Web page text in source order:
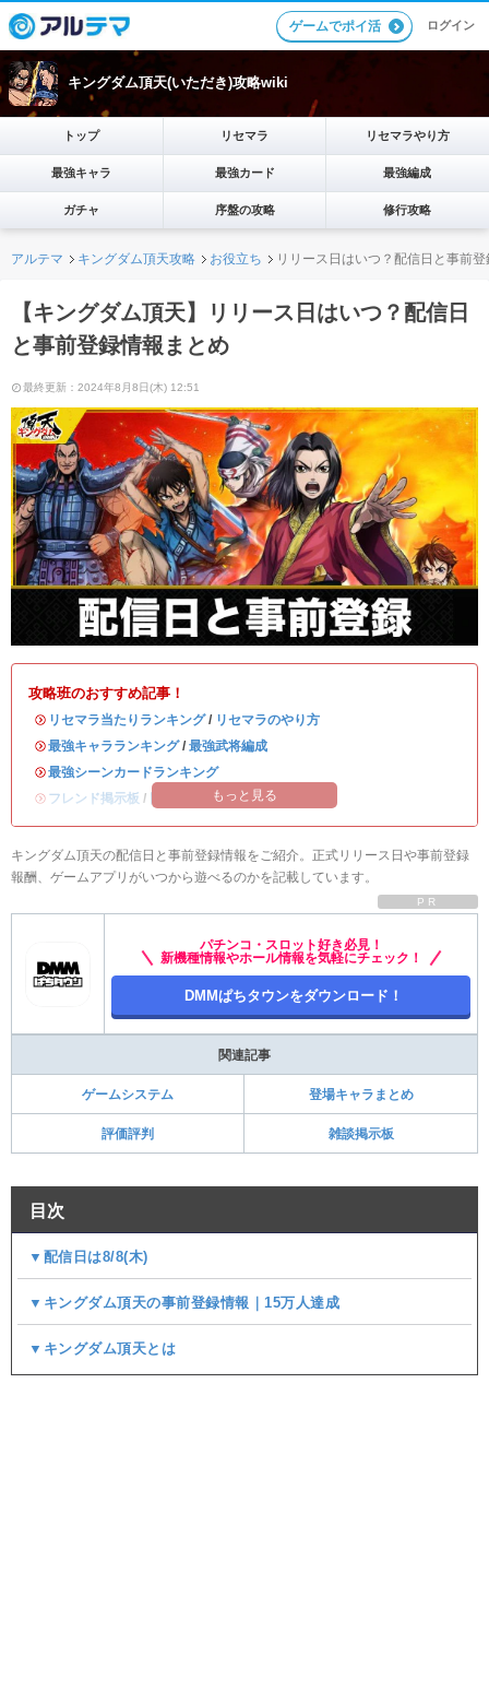
ゲームでポイ活 ログイン
キングダム頂天(いただき)攻略wiki
トップ リセマラ リセマラやり方
最強キャラ 最強カード 最強編成
ガチャ 序盤の攻略 修行攻略
アルテマ キングダム頂天攻略 お役立ち リリース日はいつ？配信日と事前
【キングダム頂天】リリース日はいつ？配信日
と事前登録情報まとめ
最終更新：2024年8月8日(木) 12:51
攻略班のおすすめ記事！
・ リセマラ当たりランキング/ リセマラのやり方
・最強キャラランキング/ 最強武将編成
・最強シーンカードランキング
・ フレンド掲示板 / 同盟募集掲示板もっと見る
キングダム頂天の配信日と事前登録情報をご紹介。正式リリース日や事前登録
報酬、ゲームアプリがいつから遊べるのかを記載しています。
PR
パチンコ・スロット好き必見！
新機種情報やホール情報を気軽にチェック！
DMMぱちタウンをダウンロード！
関連記事
ゲームシステム 登場キャラまとめ
評価評判 雑談掲示板
目次
▼配信日は8/8(木)
▼キングダム頂天の事前登録情報｜15万人達成
▼キングダム頂天とは